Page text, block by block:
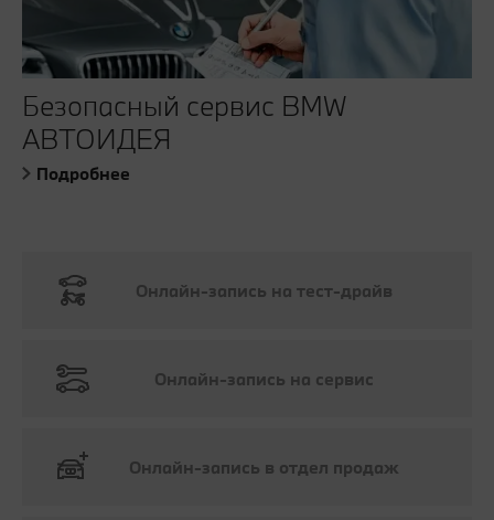
Безопасный сервис BMW
АВТОИДЕЯ
Подробнее
Онлайн-запись на тест-драйв
Онлайн-запись на сервис
Онлайн-запись в отдел продаж